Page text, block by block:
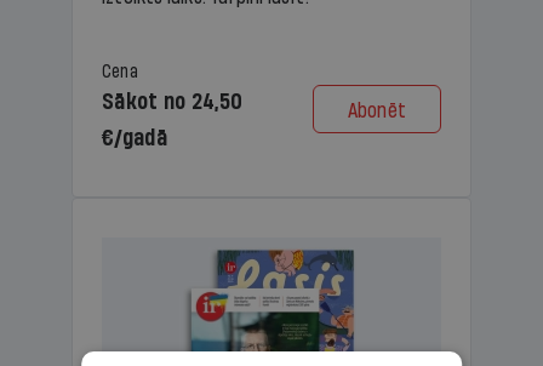
Cena
Sākot no 24,50
€/gadā
Abonēt